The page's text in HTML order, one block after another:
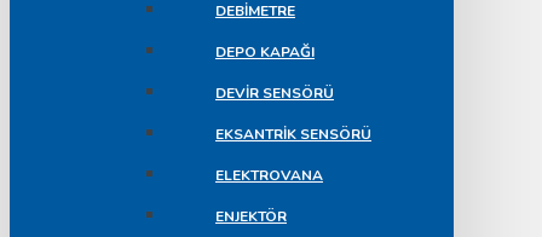
DEBIMETRE
DEPO KAPAĞI
DEVIR SENSÖRÜ
EKSANTRIK SENSÖRÜ
ELEKTROVANA
ENJEKTÖR